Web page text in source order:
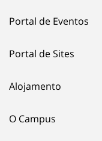
Portal de Eventos
Portal de Sites
Alojamento
O Campus